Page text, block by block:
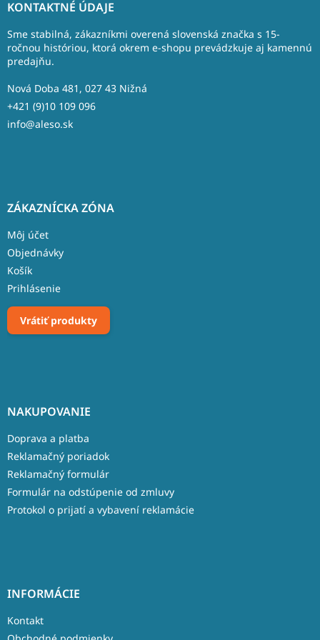
KONTAKTNÉ ÚDAJE
Sme stabilná, zákazníkmi overená slovenská značka s 15-
ročnou históriou, ktorá okrem e-shopu prevádzkuje aj kamennú
predajňu.
Nová Doba 481, 027 43 Nižná
+421 (9)10 109 096
info@aleso.sk
ZÁKAZNÍCKA ZÓNA
Môj účet
Objednávky
Košík
Prihlásenie
Vrátiť produkty
NAKUPOVANIE
Doprava a platba
Reklamačný poriadok
Reklamačný formulár
Formulár na odstúpenie od zmluvy
Protokol o prijatí a vybavení reklamácie
INFORMÁCIE
Kontakt